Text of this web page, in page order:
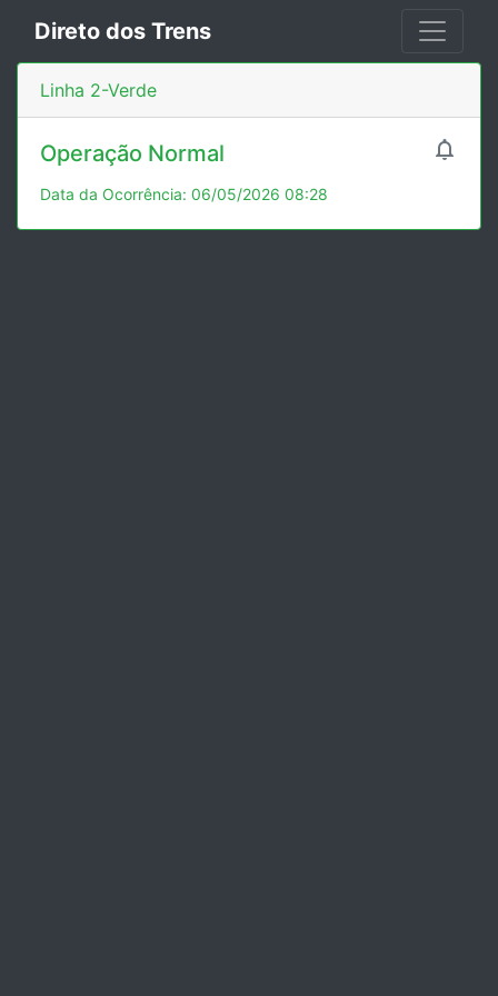
Direto dos Trens
Linha 2-Verde

Operação Normal
Data da Ocorrência: 06/05/2026 08:28